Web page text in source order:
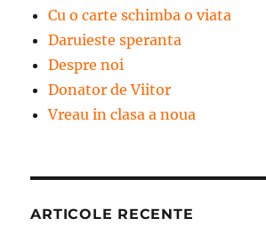
Cu o carte schimba o viata
Daruieste speranta
Despre noi
Donator de Viitor
Vreau in clasa a noua
ARTICOLE RECENTE